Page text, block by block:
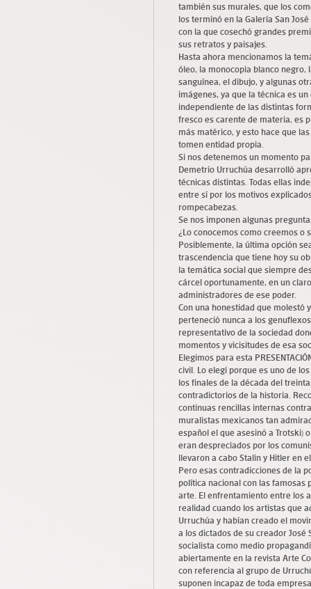
también sus murales, que los
los terminó en la Galería San
con la que cosechó grandes
sus retratos y paisajes.
Hasta ahora mencionamos la
óleo, la monocopia blanco negro,
sanguínea, el dibujo, y algunas
imágenes, ya que la técnica es
independiente de las distintas
fresco es carente de materia, es
más matérico, y esto hace que
tomen entidad propia.
Si nos detenemos un momento
Demetrio Urruchúa desarrolló
técnicas distintas. Todas ellas
entre sí por los motivos
rompecabezas.
Se nos imponen algunas
¿Lo conocemos como creemos
Posiblemente, la última opción
trascendencia que tiene hoy su
la temática social que siempre
cárcel oportunamente, en un
administradores de ese poder.
Con una honestidad que molestó
perteneció nunca a los
representativo de la sociedad
momentos y vicisitudes de esa
Elegimos para esta
civil. Lo elegí porque es uno de
los finales de la década del
contradictorios de la historia.
continuas rencillas internas
muralistas mexicanos tan
español el que asesinó a Trotski)
eran despreciados por los
llevaron a cabo Stalin y Hitler en
Pero esas contradicciones de la
política nacional con las famosas
arte. El enfrentamiento entre los
realidad cuando los artistas que
Urruchúa y habían creado el
a los dictados de su creador
socialista como medio
abiertamente en la revista Arte
con referencia al grupo de
suponen incapaz de toda